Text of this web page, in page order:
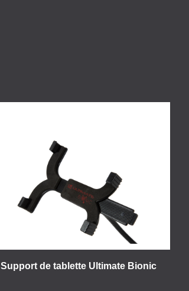
Support de tablette Ultimate Bionic